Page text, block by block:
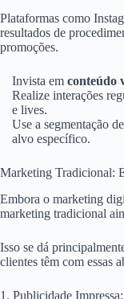
Plataformas como
resultados de
promoções.
Invista em conteúdo
Realize interações
e lives.
Use a segmentação
alvo específico.
Marketing Tradicional:
Embora o marketing
marketing tradicional
Isso se dá
clientes têm com essas
1. Publicidade